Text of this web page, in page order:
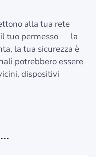
alla tua rete
tuo permesso — la
la tua sicurezza è
potrebbero essere
dispositivi